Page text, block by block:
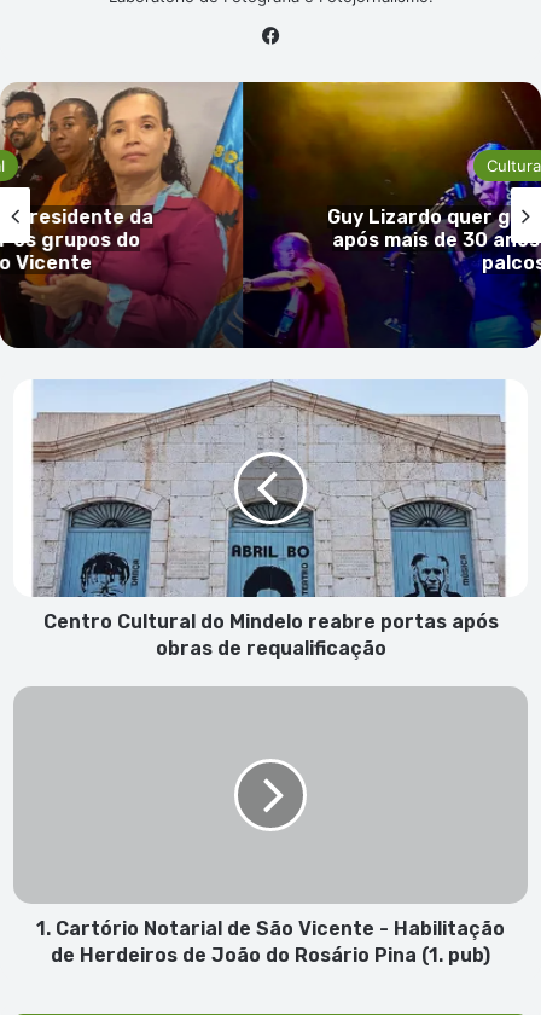
presidente da
os grupos do
Vicente
Cultura
Guy Lizardo quer
após mais de 30
Cultural
Mindelo
reabre
portas
após
obras
requalificação
Centro Cultural do Mindelo reabre portas após
obras de requalificação
1.
de
Herdeiros
1. Cartório Notarial de São Vicente - Habilitação
de Herdeiros de João do Rosário Pina (1. pub)